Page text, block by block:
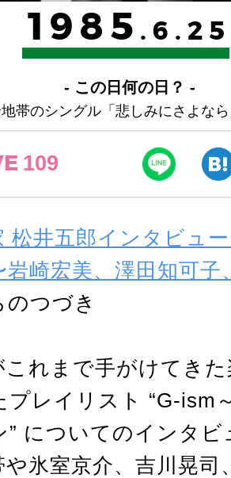
1985 .6.25
- この日何の日？ -
帯のシングル「悲しみにさよな
109
松井五郎インタビュ
岩崎宏美、澤田知可子
のつづき
これまで手がけてき
プレイリスト “G-ism
” についてのインタビ
や氷室京介、吉川晃司